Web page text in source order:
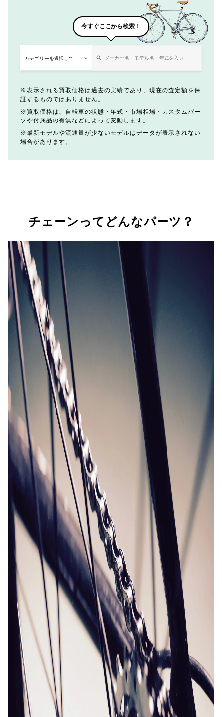
今すぐここから検索！
表示される買取価格は過去の実績であり、現在の査定額を保
証するものではありません。
買取価格は、自転車の状態・年式・市場相場・カスタムパー
ツや付属品の有無などによって変動します。
最新モデルや流通量が少ないモデルはデータが表示されない
場合があります。
チェーンってどんなパーツ？